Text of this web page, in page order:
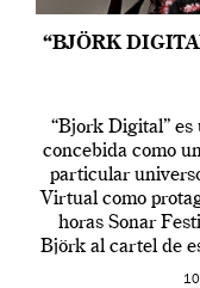
“BJÖRK
“Bjork Digital”
concebida como
particular
Virtual como
horas Sonar
Björk al cartel de
en una de